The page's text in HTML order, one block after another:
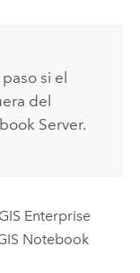
si el
del
Server.
Enterprise
Notebook